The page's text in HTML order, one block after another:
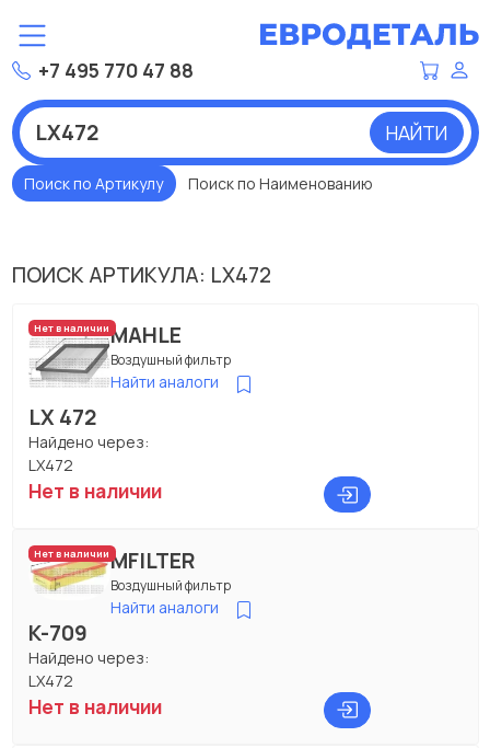
+7 495 770 47 88
НАЙТИ
Поиск по Артикулу Поиск по Наименованию
ПОИСК АРТИКУЛА: LX472
Нет в наличииMAHLE
Воздушный фильтр
Найти аналоги
LX 472
Найдено через:
LX472
Нет в наличии
Нет в наличииMFILTER
Воздушный фильтр
Найти аналоги
K-709
Найдено через:
LX472
Нет в наличии